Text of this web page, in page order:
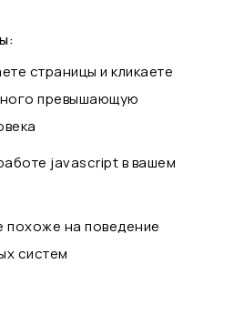
страницы и кликаете
превышающую
javascript в вашем
похоже на поведение
систем